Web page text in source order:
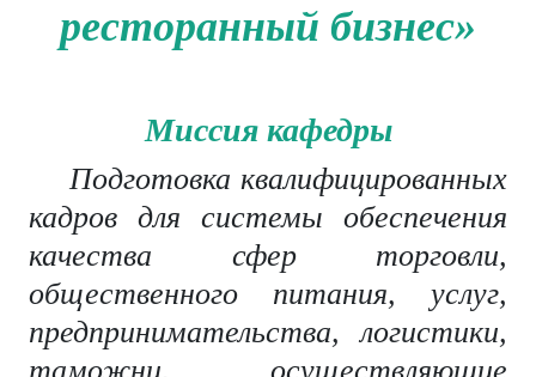
ресторанный бизнес»
Миссия кафедры
Подготовка квалифицированных
кадров для системы обеспечения
качества сфер торговли,
общественного питания, услуг,
предпринимательства, логистики,